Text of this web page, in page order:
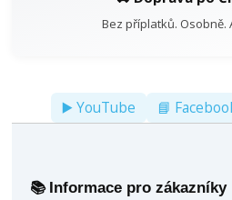
Bez příplatků. Osobně.
▶️ YouTube 📘
📚 Informace pro zákazníky